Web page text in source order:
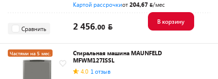
Картой рассрочкиот204,67 /мес
Сравнить 2 456.00
В корзину
Частями на 5 мес.
Стиральная машина MAUNFELD
MFWM127ISSL
4.0 1 отзыв